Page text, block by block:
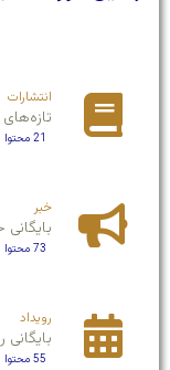
انتشارات
21 محتوا
خبر
بایگانی
73 محتوا
رویداد
بایگانی
55 محتوا